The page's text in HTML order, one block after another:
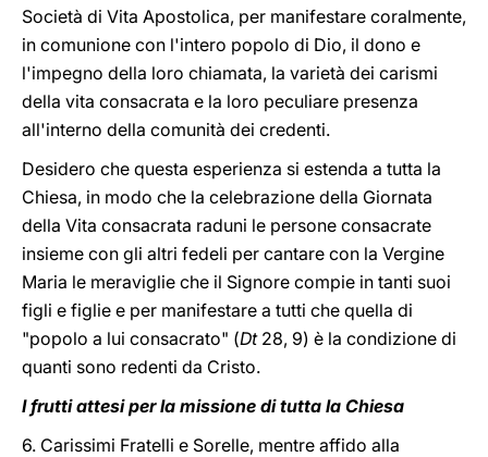
Società di Vita Apostolica, per manifestare coralmente,
in comunione con l'intero popolo di Dio, il dono e
l'impegno della loro chiamata, la varietà dei carismi
della vita consacrata e la loro peculiare presenza
all'interno della comunità dei credenti.
Desidero che questa esperienza si estenda a tutta la
Chiesa, in modo che la celebrazione della Giornata
della Vita consacrata raduni le persone consacrate
insieme con gli altri fedeli per cantare con la Vergine
Maria le meraviglie che il Signore compie in tanti suoi
figli e figlie e per manifestare a tutti che quella di
"popolo a lui consacrato" (Dt28, 9) è la condizione di
quanti sono redenti da Cristo.
I frutti attesi per la missione di tutta la Chiesa
6. Carissimi Fratelli e Sorelle, mentre affido alla